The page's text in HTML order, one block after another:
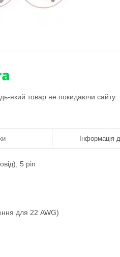
який товар не покидаючи сайту.
Інформація
5 pin
для 22 AWG)